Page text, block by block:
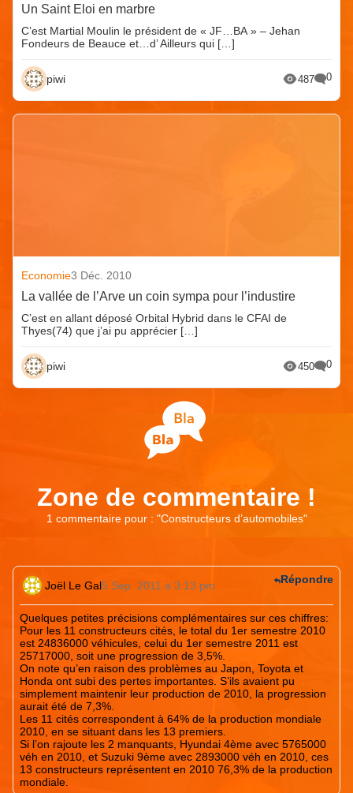
Un Saint Eloi en marbre
C’est Martial Moulin le président de « JF…BA » – Jehan
Fondeurs de Beauce et…d’ Ailleurs qui […]
piwi 487 0
Economie3 Déc. 2010
La vallée de l’Arve un coin sympa pour l’industire
C’est en allant déposé Orbital Hybrid dans le CFAI de
Thyes(74) que j’ai pu apprécier […]
piwi 450 0
Zone de commentaire !
1 commentaire pour : "Constructeurs d’automobiles"
Joël Le Gal5 Sep. 2011 à 3:13 pm
Quelques petites précisions complémentaires sur ces chiffres:
Pour les 11 constructeurs cités, le total du 1er semestre 2010
est 24836000 véhicules, celui du 1er semestre 2011 est
25717000, soit une progression de 3,5%.
On note qu’en raison des problèmes au Japon, Toyota et
Honda ont subi des pertes importantes. S’ils avaient pu
simplement maintenir leur production de 2010, la progression
aurait été de 7,3%.
Les 11 cités correspondent à 64% de la production mondiale
2010, en se situant dans les 13 premiers.
Si l’on rajoute les 2 manquants, Hyundai 4ème avec 5765000
véh en 2010, et Suzuki 9ème avec 2893000 véh en 2010, ces
13 constructeurs représentent en 2010 76,3% de la production
mondiale.
Répondre